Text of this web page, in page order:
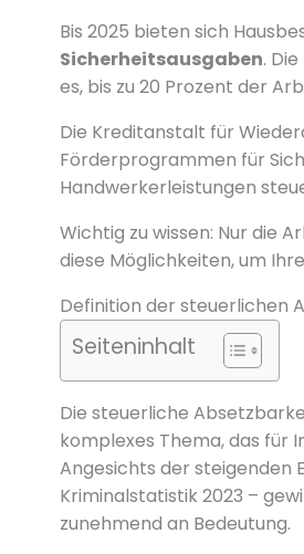
Bis 2025 bieten sich
Sicherheitsausgaben. Die
es, bis zu 20 Prozent der
Die Kreditanstalt für
Förderprogrammen für
Handwerkerleistungen
Wichtig zu wissen: Nur die
diese Möglichkeiten, um
Definition der steuerlichen
Seiteninhalt
Die steuerliche
komplexes Thema, das für
Angesichts der steigenden
Kriminalstatistik 2023 –
zunehmend an Bedeutung.